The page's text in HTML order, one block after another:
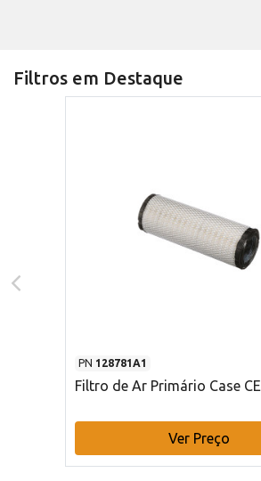
Filtros em Destaque
PN 128781A1
Filtro de Ar Primário Case CE
Ver Preço